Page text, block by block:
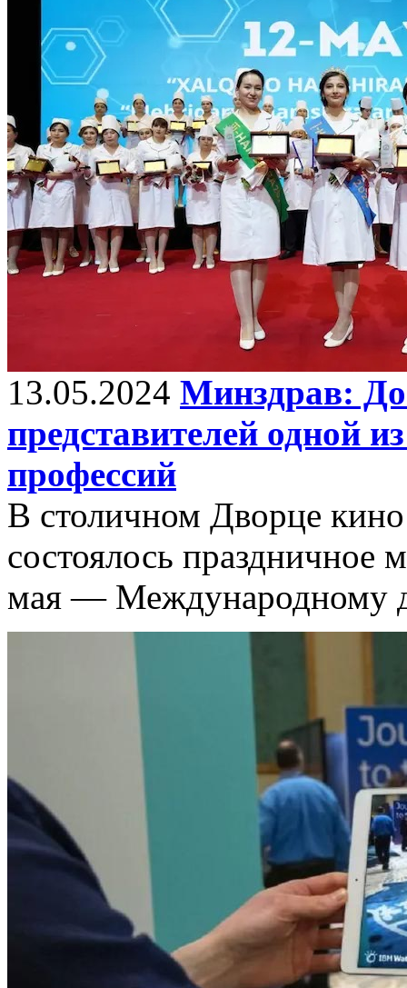
13.05.2024 Минздрав:
представителей одной
профессий
В столичном Дворце
состоялось праздничное
мая — Международному